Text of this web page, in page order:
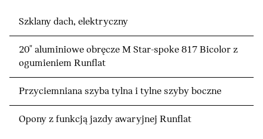
Szklany dach, elektryczny
20" aluminiowe obręcze M Star-spoke 817 Bicolor z
ogumieniem Runflat
Przyciemniana szyba tylna i tylne szyby boczne
Opony z funkcją jazdy awaryjnej Runflat